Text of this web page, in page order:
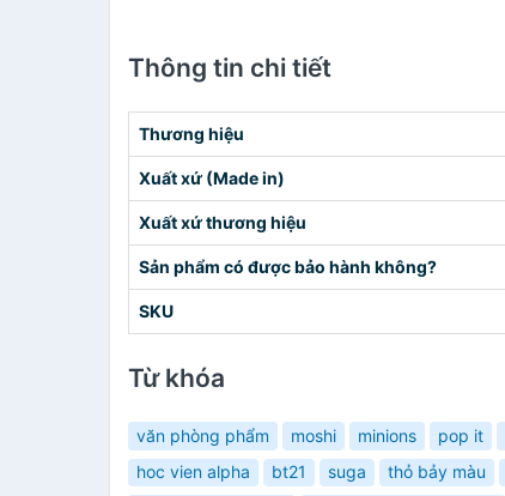
Thông tin chi tiết
Thương hiệu
Xuất xứ (Made in)
Xuất xứ thương hiệu
Sản phẩm có được bảo hành không?
SKU
Từ khóa
văn phòng phẩm moshi minions pop it
hoc vien alpha
bt21 suga thỏ bảy màu